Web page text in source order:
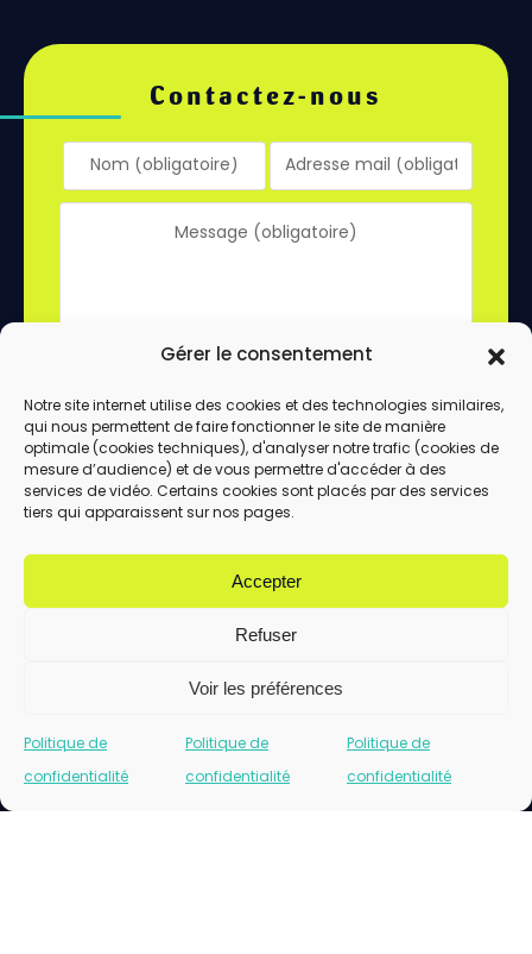
Gérer le consentement
Notre site internet utilise des cookies et des technologies similaires,
qui nous permettent de faire fonctionner le site de manière
optimale (cookies techniques), d'analyser notre trafic (cookies de
mesure d’audience) et de vous permettre d'accéder à des
services de vidéo. Certains cookies sont placés par des services
tiers qui apparaissent sur nos pages.
Accepter
Refuser
Voir les préférences
Politique de
confidentialité
Politique de
confidentialité
Politique de
confidentialité
Contactez-nous
En utilisant ce formulaire, vous acceptez le
stockage et le traitement de vos données
par ce site.